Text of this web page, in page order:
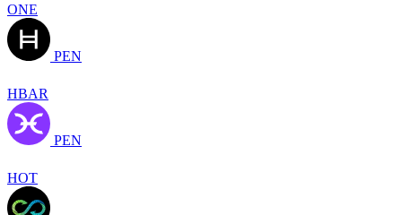
ONE
PEN
HBAR
PEN
HOT